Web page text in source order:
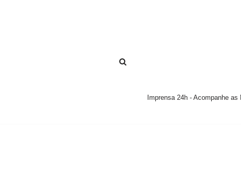
Imprensa 24h - Acompanhe